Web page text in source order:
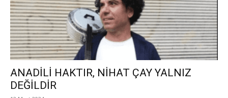
ANADİLİ HAKTIR, NİHAT ÇAY YALNIZ
DEĞİLDİR